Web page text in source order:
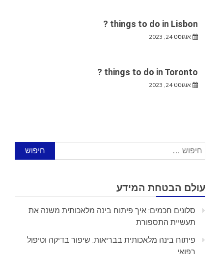
things to do in Lisbon ?
אוגוסט 24, 2023
things to do in Toronto ?
אוגוסט 24, 2023
חיפוש:
עולם הבטחת המידע
סלונים חכמים: איך פיתוח בינה מלאכותית משנה את
תעשיית התספורת
פיתוח בינה מלאכותית בבריאות: שיפור בדיקה וטיפול
רפואי